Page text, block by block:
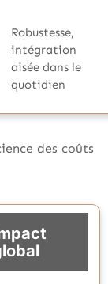
Robustesse,
intégration
aisée dans le
quotidien
des coûts